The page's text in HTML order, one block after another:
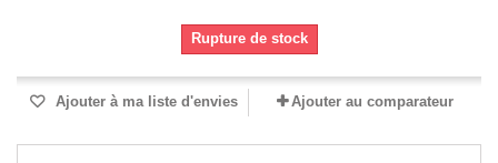
Rupture de stock
Ajouter à ma liste d'envies Ajouter au comparateur